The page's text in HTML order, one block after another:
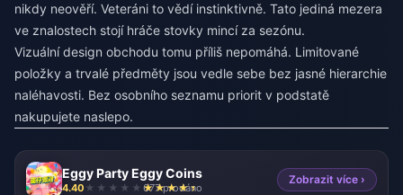
nikdy neověří. Veteráni to vědí instinktivně. Tato jediná mezera
ve znalostech stojí hráče stovky mincí za sezónu.
Vizuální design obchodu tomu příliš nepomáhá. Limitované
položky a trvalé předměty jsou vedle sebe bez jasné hierarchie
naléhavosti. Bez osobního seznamu priorit v podstatě
nakupujete naslepo.
Eggy Party Eggy Coins
4.40 677 prodáno
Zobrazit více ›